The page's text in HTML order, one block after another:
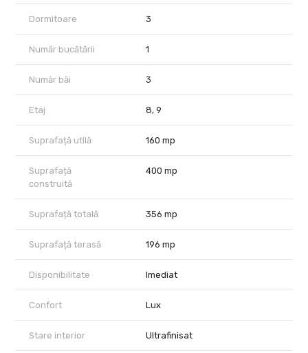
One Herastrau Plaza este un proiect rezidential modern, apreciat
pentru pozitionarea excelenta, arhitectura contemporana si
accesul rapid catre:
restaurante si cafenele premium,
precum si principalele centre de business din nordul Capitalei.
Pentru detalii suplimentare si programarea unei vizionari, echipa
Dormitoare 3
Număr bucătării 1
Număr băi 3
Etaj 8, 9
Suprafață utilă 160 mp
Suprafață
construită
400 mp
Suprafață totală 356 mp
Suprafață terasă 196 mp
Disponibilitate Imediat
Confort Lux
Stare interior Ultrafinisat